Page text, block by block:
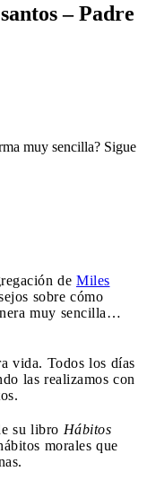
– Padre
muy sencilla? Sigue
de Miles
sobre cómo
muy sencilla…
vida. Todos los días
las realizamos con
su libro Hábitos
morales que